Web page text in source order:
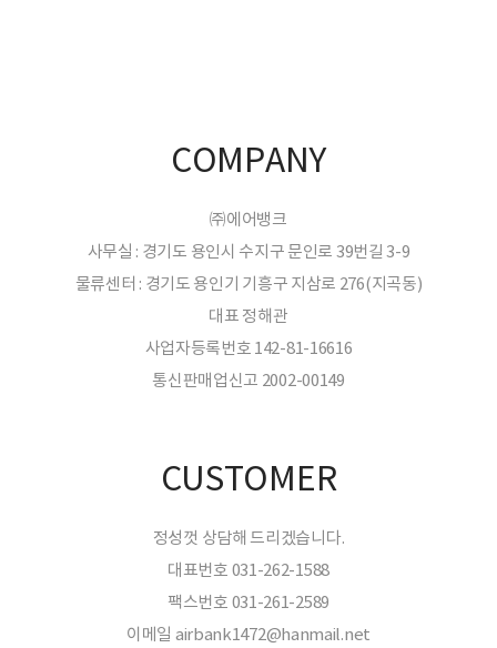
COMPANY
㈜에어뱅크
사무실 : 경기도 용인시 수지구 문인로 39번길 3-9
물류센터 : 경기도 용인기 기흥구 지삼로 276(지곡동)
대표 정해관
사업자등록번호 142-81-16616
통신판매업신고 2002-00149
CUSTOMER
정성껏 상담해 드리겠습니다.
대표번호 031-262-1588
팩스번호 031-261-2589
이메일 airbank1472@hanmail.net